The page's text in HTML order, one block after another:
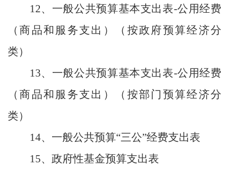
12、一般公共预算基本支出表-公用经费
（商品和服务支出）（按政府预算经济分
类）
13、一般公共预算基本支出表-公用经费
（商品和服务支出）（按部门预算经济分
类）
14、一般公共预算“三公”经费支出表
15、政府性基金预算支出表